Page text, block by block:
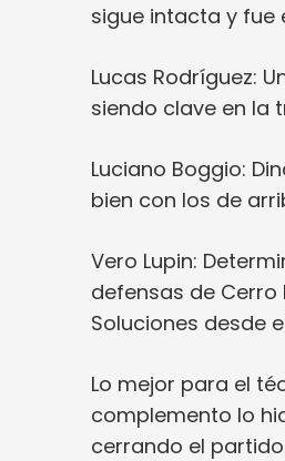
sigue intacta y fue
Lucas Rodríguez:
siendo clave en la
Luciano Boggio:
bien con los de
Vero Lupin:
defensas de Cerro
Soluciones desde
Lo mejor para el
complemento lo
cerrando el